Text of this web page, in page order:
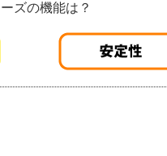
ズの機能は？